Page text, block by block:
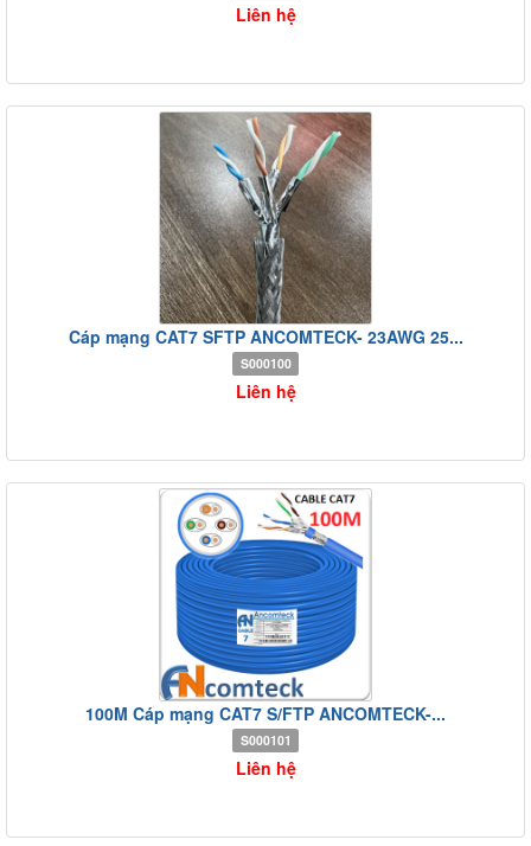
Liên hệ
Cáp mạng CAT7 SFTP ANCOMTECK- 23AWG 25...
S000100
Liên hệ
100M Cáp mạng CAT7 S/FTP ANCOMTECK-...
S000101
Liên hệ